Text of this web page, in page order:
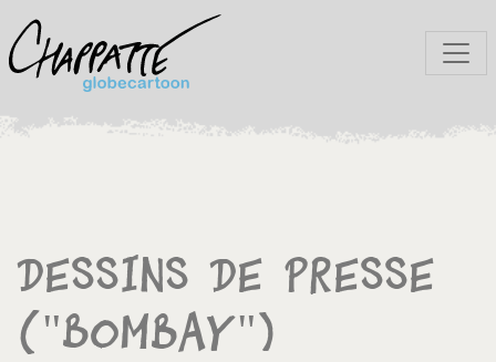
Dessins de presse
("Bombay")